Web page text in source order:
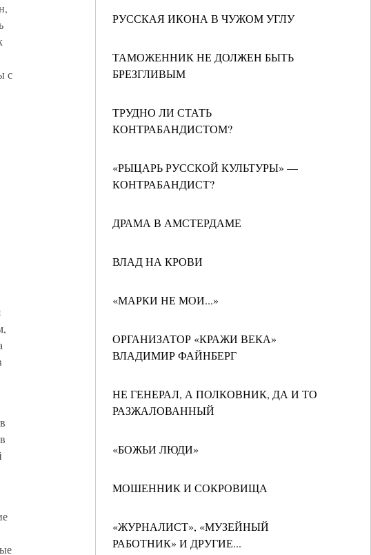
РУССКАЯ ИКОНА В ЧУЖОМ УГЛУ
ТАМОЖЕННИК НЕ ДОЛЖЕН БЫТЬ
БРЕЗГЛИВЫМ
ТРУДНО ЛИ СТАТЬ
КОНТРАБАНДИСТОМ?
«РЫЦАРЬ РУССКОЙ КУЛЬТУРЫ» —
КОНТРАБАНДИСТ?
ДРАМА В АМСТЕРДАМЕ
ВЛАД НА КРОВИ
«МАРКИ НЕ МОИ...»
ОРГАНИЗАТОР «КРАЖИ ВЕКА»
ВЛАДИМИР ФАЙНБЕРГ
НЕ ГЕНЕРАЛ, А ПОЛКОВНИК, ДА И ТО
РАЗЖАЛОВАННЫЙ
«БОЖЬИ ЛЮДИ»
МОШЕННИК И СОКРОВИЩА
«ЖУРНАЛИСТ», «МУЗЕЙНЫЙ
РАБОТНИК» И ДРУГИЕ...
с